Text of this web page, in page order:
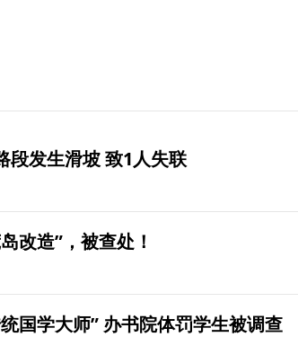
段发生滑坡 致1人失联
改造”，被查处！
国学大师” 办书院体罚学生被调查